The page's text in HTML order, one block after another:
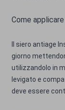
Come
Il siero antiage
giorno
utilizzandolo in
levigato e
deve essere